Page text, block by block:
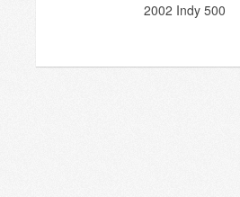
2002 Indy 500